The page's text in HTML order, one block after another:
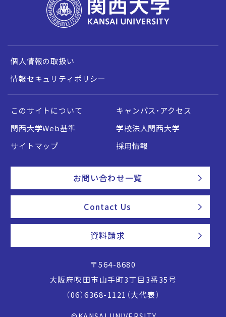
個人情報の取扱い
情報セキュリティポリシー
このサイトについて
キャンパス・アクセス
関西大学Web基準
学校法人関西大学
サイトマップ
採用情報
お問い合わせ一覧
Contact Us
資料請求
〒564-8680
大阪府吹田市山手町3丁目3番35号
（06）6368-1121（大代表）